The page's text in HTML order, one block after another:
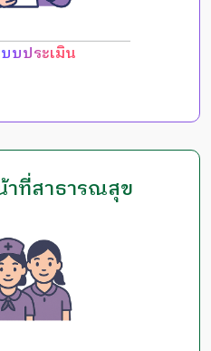
บประเมิน
าที่สาธารณสุข